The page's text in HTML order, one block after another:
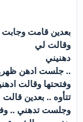
بعدين قامت
وقالت لي
دهنيني
.. جلست ادهن
وفتحتها وقالت
تتأوه .. بعدين
وجلست تدهني ..